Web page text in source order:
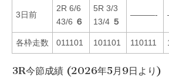
3日前
2R 6/6
43/6 ６
5R 3/3
13/4 ５
———-
各枠走数 011101 101101 110111
3R今節成績 (2026年5月9日より)